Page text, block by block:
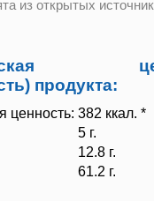
из открытых
продукта:
ценность: 382 ккал. *
5 г.
12.8 г.
61.2 г.